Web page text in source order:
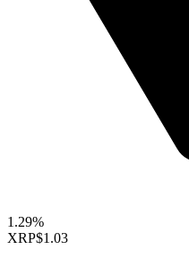
1.29%
XRP$1.03